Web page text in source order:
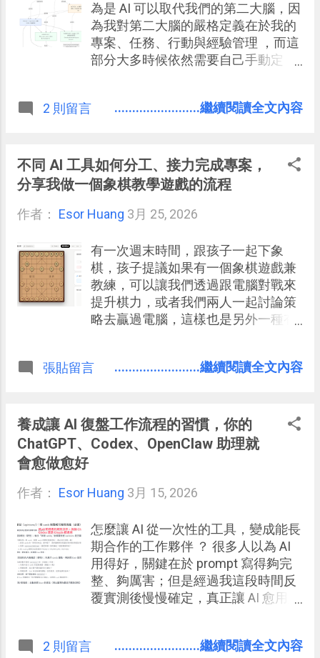
為是 AI 可以取代我們的第二大腦，因
為我對第二大腦的嚴格定義在於我的
專案、任務、行動與經驗管理 ，而這
部分大多時候依然需要自己手動定
這樣做的目標？如何做的流程？怎麼
2 則留言 ........................繼續閱讀全文內容
不同 AI 工具如何分工、接力完成專案，
分享我做一個象棋教學遊戲的流程
作者： Esor Huang 3月 25, 2026
有一次週末時間，跟孩子一起下象
棋，孩子提議如果有一個象棋遊戲兼
教練，可以讓我們透過跟電腦對戰來
提升棋力，或者我們兩人一起討論策
略去贏過電腦，這樣也是另外一種有
但我想說， 有沒有機會利用半天時
張貼留言 ........................繼續閱讀全文內容
養成讓 AI 復盤工作流程的習慣，你的
ChatGPT、Codex、OpenClaw 助理就
會愈做愈好
作者： Esor Huang 3月 15, 2026
怎麼讓 AI 從一次性的工具，變成能長
期合作的工作夥伴 ？ 很多人以為 AI
用得好，關鍵在於 prompt 寫得夠完
整、夠厲害；但是經過我這段時間反
覆實測後慢慢確定，真正讓 AI 愈用愈
工作流程，整理成 AI 也看得懂、能遵
2 則留言 ........................繼續閱讀全文內容